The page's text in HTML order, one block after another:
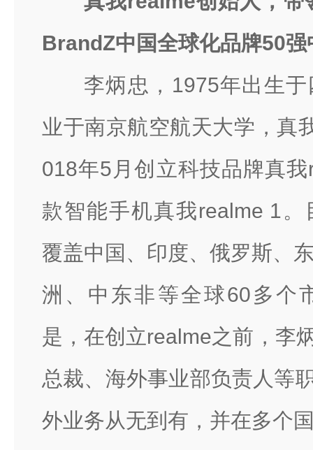
BrandZ中国全球化品牌50强
李炳忠，1975年出生
业于南京航空航天大学，真
018年5月创立科技品牌真
款智能手机真我realme 1。
覆盖中国、印度、俄罗斯、
洲、中东非等全球60多个
是，在创立realme之前，李
总裁、海外事业部负责人等
外业务从无到有，并在多个